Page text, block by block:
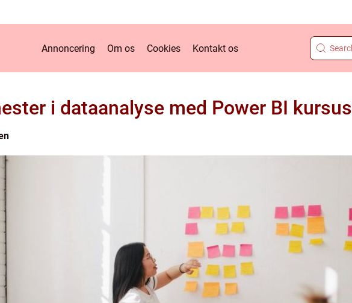
Annoncering Om os Cookies Kontakt os
i dataanalyse med Power BI kursus